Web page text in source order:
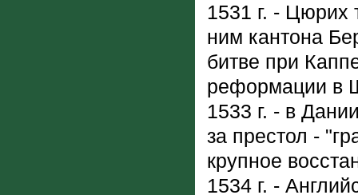
1531 г. - Цюрих
ним кантона
битве при
реформации в
1533 г. - в
за престол -
крупное
1534 г. -